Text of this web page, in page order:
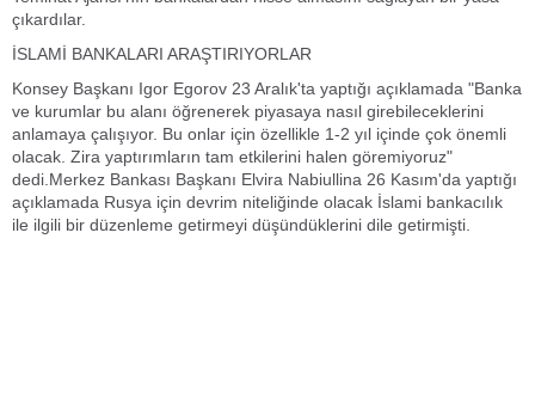
çıkardılar.
İSLAMİ BANKALARI ARAŞTIRIYORLAR
Konsey Başkanı Igor Egorov 23 Aralık'ta yaptığı açıklamada "Banka
ve kurumlar bu alanı öğrenerek piyasaya nasıl girebileceklerini
anlamaya çalışıyor. Bu onlar için özellikle 1-2 yıl içinde çok önemli
olacak. Zira yaptırımların tam etkilerini halen göremiyoruz"
dedi.Merkez Bankası Başkanı Elvira Nabiullina 26 Kasım'da yaptığı
açıklamada Rusya için devrim niteliğinde olacak İslami bankacılık
ile ilgili bir düzenleme getirmeyi düşündüklerini dile getirmişti.